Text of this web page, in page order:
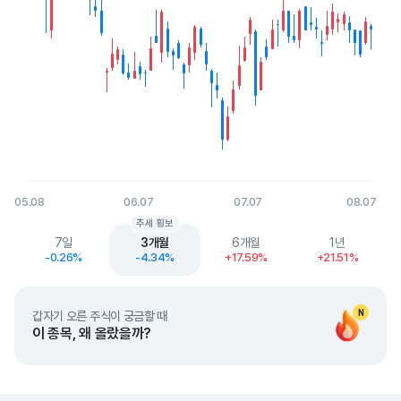
05.08 06.07 07.07 08.07
End of interactive chart.
7일
-0.26%
3개월
-4.34%
추세 횡보
6개월
+17.59%
1년
+21.51%
N
갑자기 오른 주식이 궁금할 때
이 종목, 왜 올랐을까?